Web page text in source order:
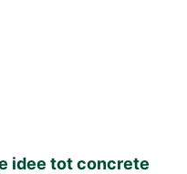
idee tot concrete